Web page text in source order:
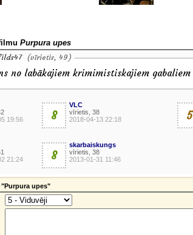
Purpura upes
(vīrietis, 49)
no labākajiem krimimistiskajiem gabaliem
19:56
8
VLC
vīrietis, 38
2018-04-13 22:18
5
21:24
8
skarbaiskungs
vīrietis, 38
2013-01-31 11:46
upes"